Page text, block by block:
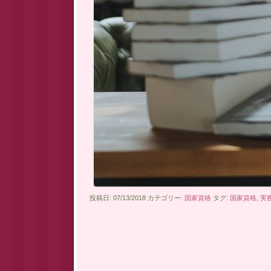
投稿日: 07/13/2018 カテゴリー: 国家資格タグ: 国家資格, 実